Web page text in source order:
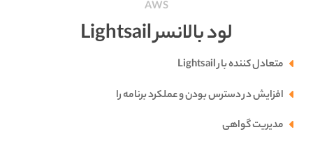
AWS
لود بالانسر Lightsail
متعادل کننده بار Lightsail
افزایش در دسترس بودن و عملکرد برنامه را
مدیریت گواهی